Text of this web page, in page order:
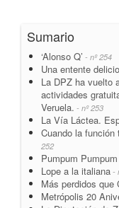
Sumario
‘Alonso Q’ - nº 254
Una entente
La DPZ ha vuelto
actividades
Veruela. - nº 253
La Vía Láctea.
Cuando la
252
Pumpum Pumpum
Lope a la italiana -
Más perdidos que
Metrópolis 20